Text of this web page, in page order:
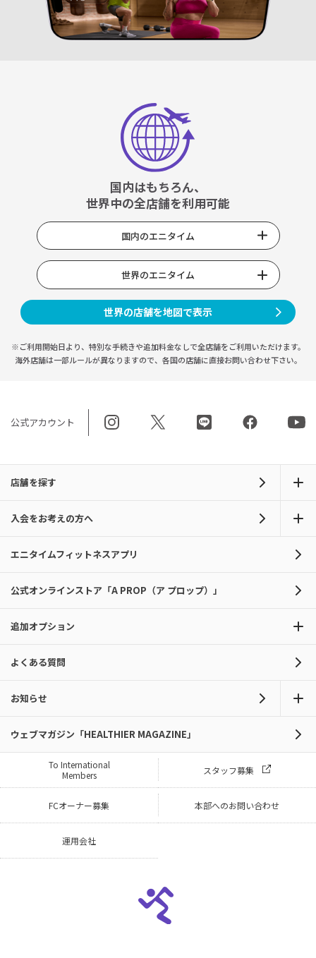
国内はもちろん、
世界中の全店舗を利用可能
国内のエニタイム
世界のエニタイム
世界の店舗を地図で表示
※ご利用開始日より、特別な手続きや追加料金なしで全店舗をご利用いただけます。
海外店舗は一部ルールが異なりますので、 各国の店舗に直接お問い合わせ下さい。
公式アカウント
店舗を探す
入会をお考えの方へ
エニタイムフィットネスアプリ
公式オンラインストア「A PROP（ア プロップ）」
追加オプション
よくある質問
お知らせ
ウェブマガジン「HEALTHIER MAGAZINE」
To International
Members
スタッフ募集
FCオーナー募集 本部へのお問い合わせ
運用会社